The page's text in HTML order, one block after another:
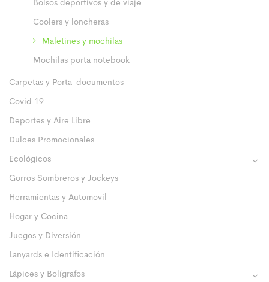
Bolsos deportivos y de viaje
Coolers y loncheras
Maletines y mochilas
Mochilas porta notebook
Carpetas y Porta-documentos
Covid 19
Deportes y Aire Libre
Dulces Promocionales
Ecológicos
Gorros Sombreros y Jockeys
Herramientas y Automovil
Hogar y Cocina
Juegos y Diversión
Lanyards e Identificación
Lápices y Bolígrafos